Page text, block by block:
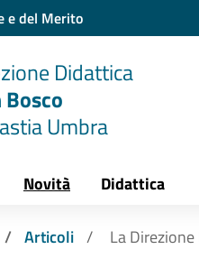
e del Merito
Didattica
Bosco
Umbra
Novità Didattica
Articoli La